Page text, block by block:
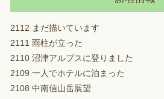
2112 まだ描いています
2111 雨柱が立った
2110 沼津アルプスに登りました
2109 一人でホテルに泊まった
2108 中南信山岳展望